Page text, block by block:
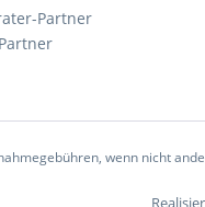
Partner
wenn nicht